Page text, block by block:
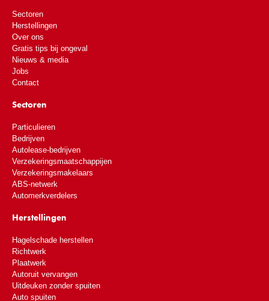
Sectoren
Herstellingen
Over ons
Gratis tips bij ongeval
Nieuws & media
Jobs
Contact
Sectoren
Particulieren
Bedrijven
Autolease-bedrijven
Verzekeringsmaatschappijen
Verzekeringsmakelaars
ABS-netwerk
Automerkverdelers
Herstellingen
Hagelschade herstellen
Richtwerk
Plaatwerk
Autoruit vervangen
Uitdeuken zonder spuiten
Auto spuiten